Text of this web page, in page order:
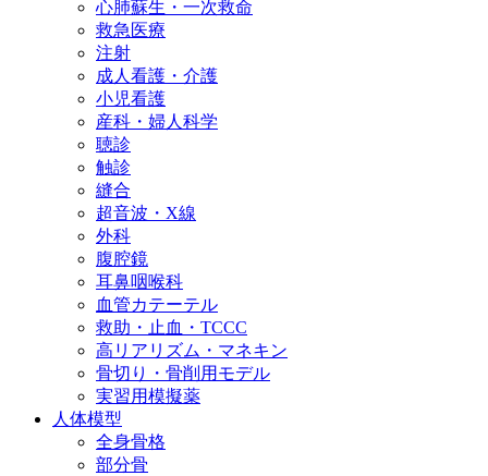
心肺蘇生・一次救命
救急医療
注射
成人看護・介護
小児看護
産科・婦人科学
聴診
触診
縫合
超音波・X線
外科
腹腔鏡
耳鼻咽喉科
血管カテーテル
救助・止血・TCCC
高リアリズム・マネキン
骨切り・骨削用モデル
実習用模擬薬
人体模型
全身骨格
部分骨